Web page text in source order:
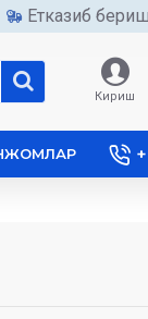
Етказиб бериш
Кириш